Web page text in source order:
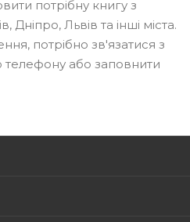
потрібну книгу з
Дніпро, Львів та інші міста.
потрібно зв'язатися з
або заповнити